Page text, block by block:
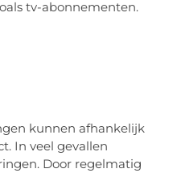
tv-abonnementen.
kunnen afhankelijk
In veel gevallen
Door regelmatig